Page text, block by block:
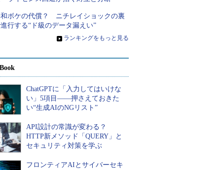
ボケの代償？ ニチレイショックの裏
行する“ド級のデータ漏えい”
» ランキングをもっと見る
ChatGPTに「入力してはいけな
い」5項目――押さえておきた
い“生成AIのNGリスト”
API設計の常識が変わる？
HTTP新メソッド「QUERY」と
セキュリティ対策を学ぶ
フロンティアAIとサイバーセキ